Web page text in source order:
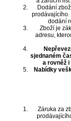
Dodání
prodávajícího.
dodání
Zboží je
adresu,
sjednaném
a rovněž
Nabídky
Záruka za